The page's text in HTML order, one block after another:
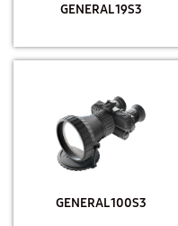
GENERAL 19S3
GENERAL 100S3